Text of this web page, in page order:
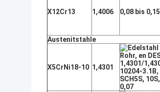
X12Cr13 1,4006 0,08 bis 0,15
Austenitstahle
X5CrNi18-10 1,4301
0,07